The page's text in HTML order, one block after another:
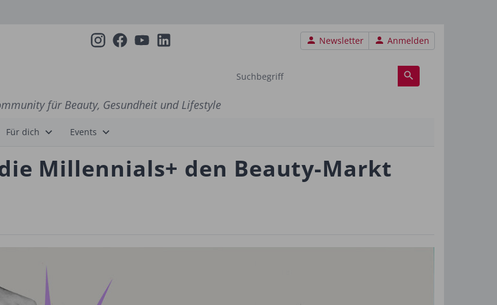
Benutzermenü
Newsletter Anmelden
für Beauty, Gesundheit und Lifestyle
Für dich Events
Millennials+ den Beauty-Markt